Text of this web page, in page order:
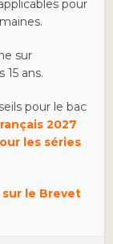
pour
sur
ans.
pour le bac
2027
les séries
le Brevet